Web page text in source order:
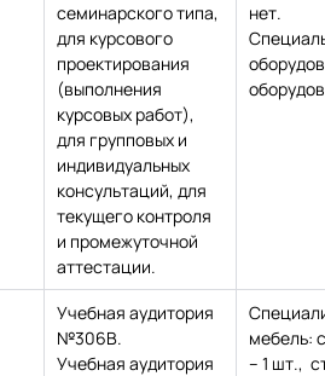
семинарского типа,
для курсового
проектирования
(выполнения
курсовых работ),
для групповых и
индивидуальных
консультаций, для
текущего контроля
и промежуточной
аттестации.
нет.
Учебная аудитория
№306В.
Учебная аудитория
мебель:
– 1 шт.,